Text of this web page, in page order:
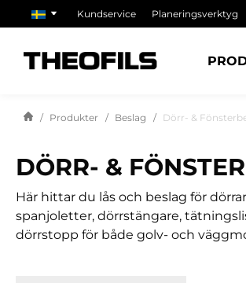
Kundservice Planeringsverktyg
Produkter Beslag Dörr- &
DÖRR- &
Här hittar du lås och beslag för
spanjoletter, dörrstängare,
dörrstopp för både golv- och